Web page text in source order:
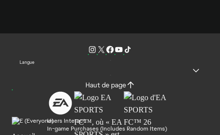
Langue
Haut de page
Users Interact
In-game Purchases (Includes Random Items)